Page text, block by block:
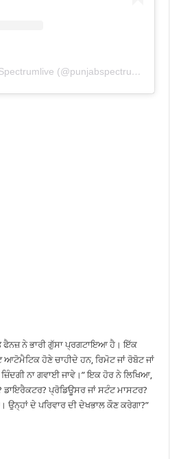
A post shared by PunjabSpectrumlive (@punjabspectrumlive)
ਫੈਨਜ਼ ਨੇ ਭਾਰੀ ਗੁੱਸਾ ਪ੍ਰਗਟਾਇਆ ਹੈ। ਇੱਕ
ਹੋਣੇ ਚਾਹੀਦੇ ਹਨ, ਰਿਮੋਟ ਜਾਂ ਰੋਬੋਟ ਜਾਂ
ਨਾ ਗਵਾਈ ਜਾਵੇ।” ਇਕ ਹੋਰ ਨੇ ਲਿਖਿਆ,
ਡਾਇਰੈਕਟਰ? ਪ੍ਰੋਡਿਊਸਰ ਜਾਂ ਸਟੰਟ ਮਾਸਟਰ?
ਉਨ੍ਹਾਂ ਦੇ ਪਰਿਵਾਰ ਦੀ ਦੇਖਭਾਲ ਕੌਣ ਕਰੇਗਾ?”